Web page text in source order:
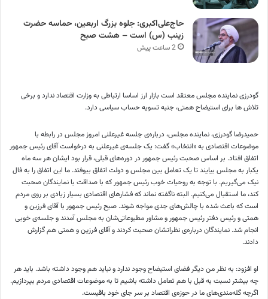
حاج‌علی‌اکبری: جلوه بزرگ اربعین، حماسه حضرت
زینب (س) است – هشت صبح
2 ساعت پیش
گودرزی نماینده مجلس معتقد است بازار ارز اساسا ارتباطی به وزارت اقتصاد ندارد و برخی
تلاش ها برای استیضاح همتی، جنبه تسویه حساب سیاسی دارد.
حمیدرضا گودرزی، نماینده مجلس، درباره‌ی جلسه غیرعلنی امروز مجلس در رابطه با
موضوعات اقتصادی به «انتخاب» گفت: یک جلسه‌ی غیرعلنی به درخواست آقای رئیس جمهور
اتفاق افتاد. بر اساس صحبت رئیس جمهور در دوره‌های قبلی، قرار بود ایشان هر سه ماه
یکبار به مجلس بیایند تا یک تعامل بین مجلس و دولت اتفاق بیوفتد. ما این اتفاق را به فال
نیک می‌گیریم. با توجه به روحیات خوب رئیس جمهور که با صداقت با نمایندگان صحبت
کند، ما استقبال می‌کنیم. البته ناگفته نماند که فشار‌های اقتصادی بسیار زیادی بر روی مردم
است که باعث شده با چالش‌های جدی مواجه شوند. صبح رئیس جمهور با آقای فرزین و
همتی و رئیس دفتر رئیس جمهور و مشاور مطبوعاتی‌شان به مجلس آمدند و جلسه‌ی خوبی
انجام شد. نمایندگان درباره‌ی نظراتشان صحبت کردند و آقای فرزین و همتی هم گزارش
دادند.
او افزود: به نظر من دیگر فضای استیضاح وجود ندارد و نباید هم وجود داشته باشد. باید هر
چه بیشتر نسبت به قبل با هم تعامل داشته باشیم تا به موضوعات اقتصادی مردم بپردازیم.
اگرچه گله‌مندی‌های ما در حوزه‌ی اقتصاد بر سر جای خود باقیست.